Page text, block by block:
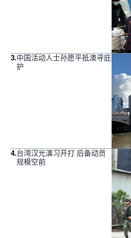
3.中国活动人士孙愿平抵澳寻庇
护
4.台湾汉光演习开打 后备动员
规模空前